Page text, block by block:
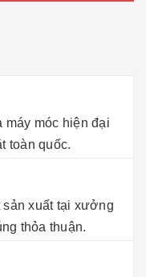
máy móc hiện đại
toàn quốc.
sản xuất tại xưởng
thỏa thuận.